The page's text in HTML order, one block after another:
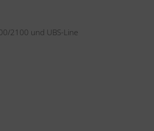
2100 und UBS-Line